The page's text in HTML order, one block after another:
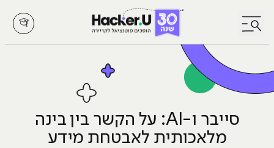
לחץ לפתיחת/סגירת תפריט
סייבר ו-AI: על הקשר בין בינה
מלאכותית לאבטחת מידע